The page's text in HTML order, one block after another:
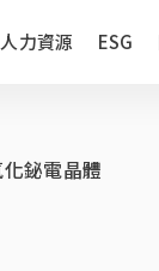
人力資源 ESG
鉍電晶體